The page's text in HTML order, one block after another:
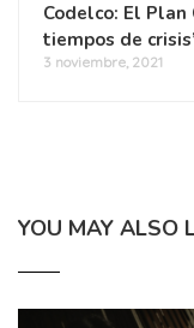
Codelco: El Plan
tiempos de
3 noviembre, 2021
YOU MAY ALSO